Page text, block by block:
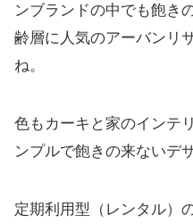
ンブランドの中でも飽き
齢層に人気のアーバンリ
ね。
色もカーキと家のインテ
ンプルで飽きの来ないデ
定期利用型（レンタル）